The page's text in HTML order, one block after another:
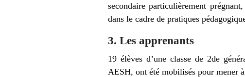
secondaire particulièrement
dans le cadre de pratiques
3. Les apprenants
19 élèves d’une classe de 2de
AESH, ont été mobilisés pour mener